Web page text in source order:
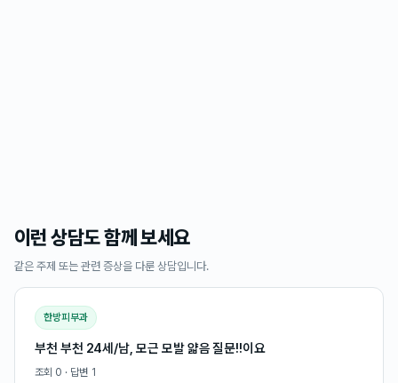
이런 상담도 함께 보세요
같은 주제 또는 관련 증상을 다룬 상담입니다.
한방피부과
부천 부천 24세/남, 모근 모발 얇음 질문!!이요
조회 0 · 답변 1